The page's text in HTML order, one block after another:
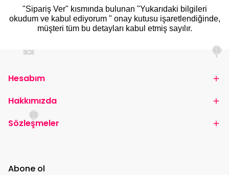
🍬 🍭
🍭
"Sipariş Ver" kısmında bulunan "Yukarıdaki bilgileri
okudum ve kabul ediyorum " onay kutusu işaretlendiğinde,
müşteri tüm bu detayları kabul etmiş sayılır.
Hesabım
Hakkımızda
Sözleşmeler
Abone ol